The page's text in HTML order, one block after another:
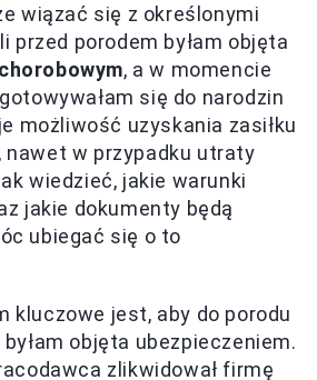
wiązać się z określonymi
przed porodem byłam objęta
, a w momencie
się do narodzin
możliwość uzyskania zasiłku
nawet w przypadku utraty
wiedzieć, jakie warunki
jakie dokumenty będą
ubiegać się o to
kluczowe jest, aby do porodu
byłam objęta ubezpieczeniem.
zlikwidował firmę